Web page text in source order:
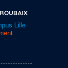
Lille